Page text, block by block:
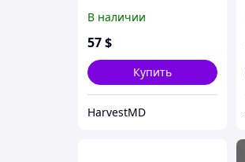
В наличии
57$
Купить
HarvestMD